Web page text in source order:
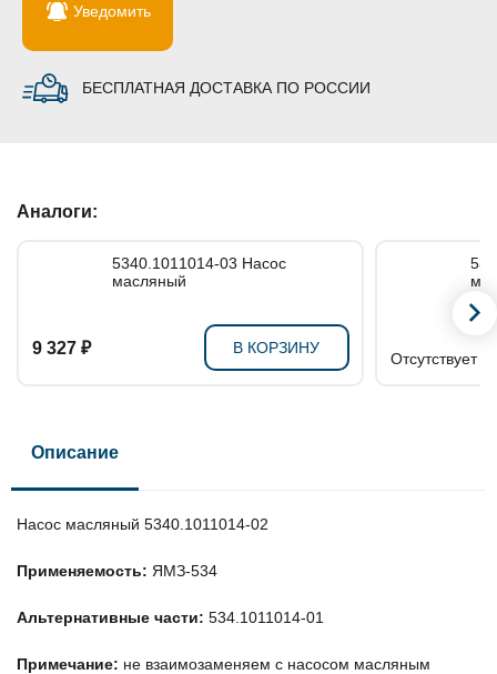
Уведомить
БЕСПЛАТНАЯ ДОСТАВКА ПО РОССИИ
Аналоги:
5340.1011014-03 Насос
масляный
9 327 ₽ В КОРЗИНУ
Отсутствует
Описание
Насос масляный 5340.1011014-02
Применяемость: ЯМЗ-534
Альтернативные части: 534.1011014-01
Примечание: не взаимозаменяем с насосом масляным